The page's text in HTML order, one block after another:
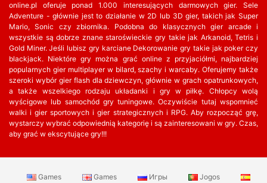
online.pl oferuje ponad 1.000 interesujących darmowych gier. Sele
Adventure - głównie jest to działanie w 2D lub 3D gier, takich jak Super
Mario, Sonic czy zbiornika. Podobna do klasycznych gier arcade i
wszystkie są dobrze znane staroświeckie gry takie jak Arkanoid, Tetris i
Gold Miner. Jeśli lubisz gry karciane Dekorowanie gry takie jak poker czy
blackjack. Niektóre gry można grać online z przyjaciółmi, najbardziej
popularnych gier multiplayer w bilard, szachy i warcaby. Oferujemy także
szeroki wybór gier flash dla dziewczyn, głównie w grach opatrunkowych,
a także wszelkiego rodzaju układanki i gry w piłkę. Chłopcy wolą
wyścigowe lub samochód gry tuningowe. Oczywiście tutaj wspomnieć
walki i gier sportowych i gier strategicznych i RPG. Aby rozpocząć grę,
wystarczy wybrać odpowiednią kategorię i są zainteresowani w gry. Czas,
aby grać w ekscytujące gry!!!
Games Games Игры
Jogos